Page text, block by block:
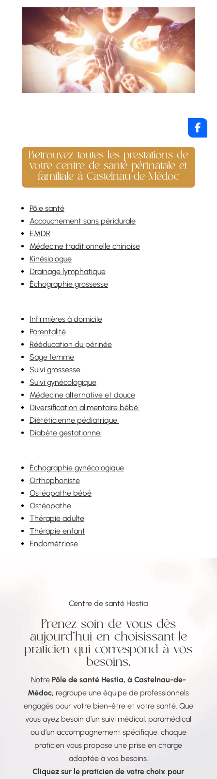
Retrouvez toutes les prestations de
votre centre de santé périnatale et
familiale à Castelnau-de-Médoc
Pôle santé
Accouchement sans péridurale
EMDR
Médecine traditionnelle chinoise
Kinésiologue
Drainage lymphatique
Échographie grossesse
Infirmières à domicile
Parentalité
Rééducation du périnée
Sage femme
Suivi grossesse
Suivi gynécologique
Médecine alternative et douce
Diversification alimentaire bébé
Diététicienne pédiatrique
Diabète gestationnel
Échographie gynécologique
Orthophoniste
Ostéopathe bébé
Ostéopathe
Thérapie adulte
Thérapie enfant
Endométriose
Centre de santé Hestia
Prenez soin de vous dès
aujourd’hui en choisissant le
praticien qui correspond à vos
besoins.
Notre Pôle de santé Hestia, à Castelnau-de-
Médoc, regroupe une équipe de professionnels
engagés pour votre bien-être et votre santé. Que
vous ayez besoin d’un suivi médical, paramédical
ou d’un accompagnement spécifique, chaque
praticien vous propose une prise en charge
adaptée à vos besoins.
Cliquez sur le praticien de votre choix pour